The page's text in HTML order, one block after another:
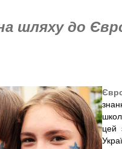
шляху до
нашого
цей